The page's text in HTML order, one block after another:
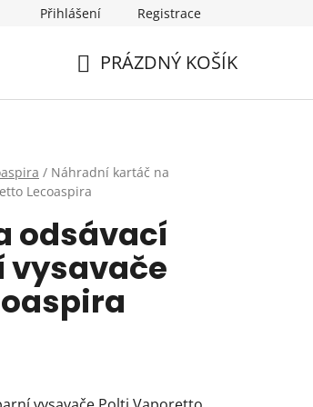
Přihlášení Registrace
PRÁZDNÝ KOŠÍK
/ Náhradní kartáč na
Lecoaspira
odsávací
vysavače